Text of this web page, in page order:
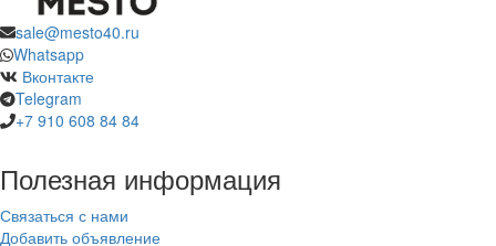
sale@mesto40.ru
Whatsapp
Вконтакте
Telegram
+7 910 608 84 84
Полезная информация
Связаться с нами
Добавить объявление